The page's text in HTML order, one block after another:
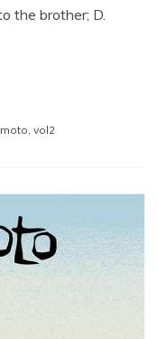
the brother; D.
, vol2